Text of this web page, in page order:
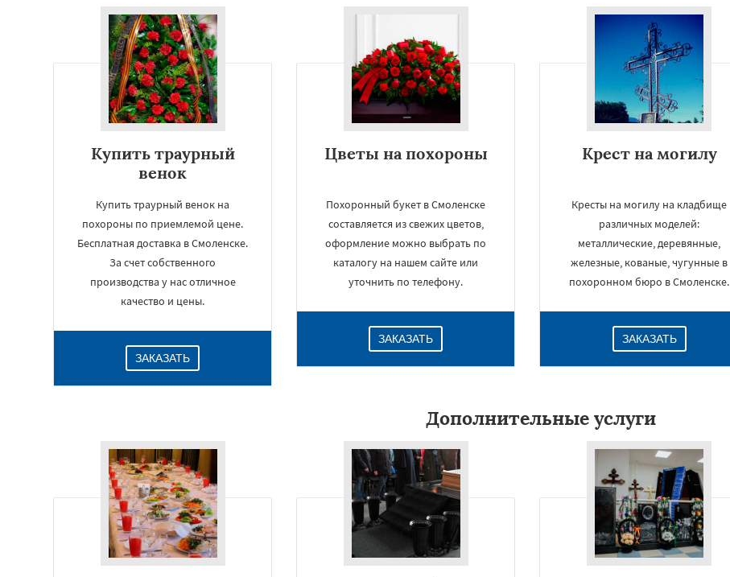
Купить траурный
венок
Купить траурный венок на
похороны по приемлемой цене.
Бесплатная доставка в Смоленске.
За счет собственного
производства у нас отличное
качество и цены.
ЗАКАЗАТЬ
Цветы на похороны
Похоронный букет в Смоленске
составляется из свежих цветов,
оформление можно выбрать по
каталогу на нашем сайте или
уточнить по телефону.
ЗАКАЗАТЬ
Крест на могилу
Кресты на могилу на кладбище
различных моделей:
металлические, деревянные,
железные, кованые, чугунные в
похоронном бюро в Смоленске.
ЗАКАЗАТЬ
Дополнительные услуги
Даю согласие на обработку персональных данных